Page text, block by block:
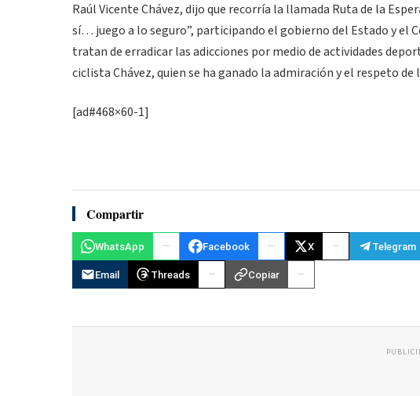
Raúl Vicente Chávez, dijo que recorría la llamada Ruta de la
sí… juego a lo seguro”, participando el gobierno del Estado y el
tratan de erradicar las adicciones por medio de actividades
ciclista Chávez, quien se ha ganado la admiración y el respeto de
[ad#468×60-1]
Compartir
WhatsApp Facebook X Telegram
Email Threads Copiar